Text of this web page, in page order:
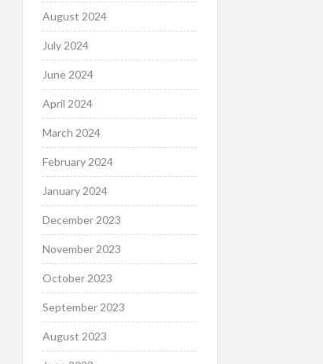
August 2024
July 2024
June 2024
April 2024
March 2024
February 2024
January 2024
December 2023
November 2023
October 2023
September 2023
August 2023